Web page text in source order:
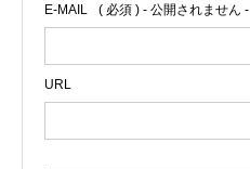
E-MAIL ( 必須 ) - 公開されません -
URL